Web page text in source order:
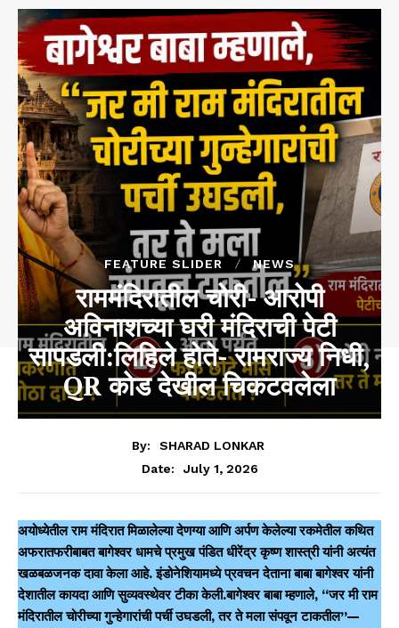
FEATURE SLIDER NEWS
राममंदिरातील चोरी- आरोपी
अविनाशच्या घरी मंदिराची पेटी
सापडली:लिहिले होते- रामराज्य निधी,
QR कोड देखील चिकटवलेला
By:
SHARAD LONKAR
Date:
July 1, 2026
अयोध्येतील राम मंदिरात मिळालेल्या देणग्या आणि अर्पण केलेल्या रकमेतील कथित
अफरातफरीबाबत बागेश्वर धामचे प्रमुख पंडित धीरेंद्र कृष्ण शास्त्री यांनी अत्यंत
खळबळजनक दावा केला आहे. इंडोनेशियामध्ये प्रवचन देताना बाबा बागेश्वर यांनी
देशातील कायदा आणि सुव्यवस्थेवर टीका केली.बागेश्वर बाबा म्हणाले, “जर मी राम
मंदिरातील चोरीच्या गुन्हेगारांची पर्ची उघडली, तर ते मला संपवून टाकतील”—